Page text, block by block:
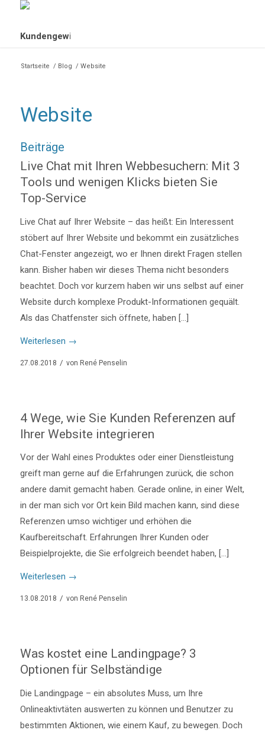
Startseite / Blog / Website
Website
Beiträge
Live Chat mit Ihren Webbesuchern: Mit 3
Tools und wenigen Klicks bieten Sie
Top-Service
Live Chat auf Ihrer Website – das heißt: Ein Interessent
stöbert auf Ihrer Website und bekommt ein zusätzliches
Chat-Fenster angezeigt, wo er Ihnen direkt Fragen stellen
kann. Bisher haben wir dieses Thema nicht besonders
beachtet. Doch vor kurzem haben wir uns selbst auf einer
Website durch komplexe Produkt-Informationen gequält.
Als das Chatfenster sich öffnete, haben […]
Weiterlesen →
27.08.2018 / von René Penselin
4 Wege, wie Sie Kunden Referenzen auf
Ihrer Website integrieren
Vor der Wahl eines Produktes oder einer Dienstleistung
greift man gerne auf die Erfahrungen zurück, die schon
andere damit gemacht haben. Gerade online, in einer Welt,
in der man sich vor Ort kein Bild machen kann, sind diese
Referenzen umso wichtiger und erhöhen die
Kaufbereitschaft. Erfahrungen Ihrer Kunden oder
Beispielprojekte, die Sie erfolgreich beendet haben, […]
Weiterlesen →
13.08.2018 / von René Penselin
Was kostet eine Landingpage? 3
Optionen für Selbständige
Die Landingpage – ein absolutes Muss, um Ihre
Onlineaktivtäten auswerten zu können und Benutzer zu
bestimmten Aktionen, wie einem Kauf, zu bewegen. Doch